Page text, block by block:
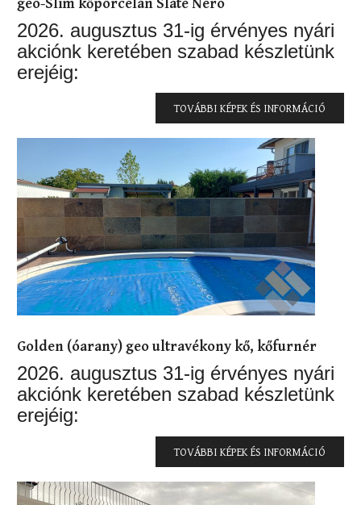
2026. augusztus 31-ig érvényes nyári
akciónk keretében szabad készletünk
erejéig:
TOVÁBBI KÉPEK ÉS INFORMÁCIÓ
Golden (óarany) geo ultravékony kő, kőfurnér
2026. augusztus 31-ig érvényes nyári
akciónk keretében szabad készletünk
erejéig:
TOVÁBBI KÉPEK ÉS INFORMÁCIÓ